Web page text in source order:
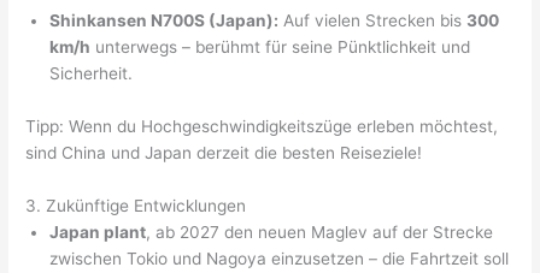
Shinkansen N700S (Japan): Auf vielen Strecken bis 300
km/h unterwegs – berühmt für seine Pünktlichkeit und
Sicherheit.
Tipp: Wenn du Hochgeschwindigkeitszüge erleben möchtest,
sind China und Japan derzeit die besten Reiseziele!
3. Zukünftige Entwicklungen
Japan plant, ab 2027 den neuen Maglev auf der Strecke
zwischen Tokio und Nagoya einzusetzen – die Fahrtzeit soll